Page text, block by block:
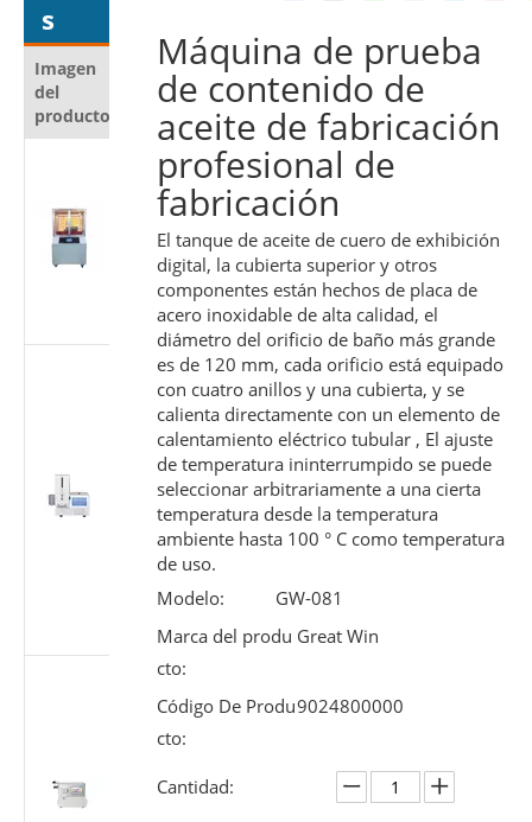
s
Imagen
del
producto
Nombre del
producto
Probador
automático
resistencia al
corte para
materiales
protectores
Probador de
rendimiento
deslizante de
jeringa
médica |
Máquina de
prueba de
fuerza del
émbolo
según ISO
7886-1
Probador de
fugas de aire
de jeringa
Probador de
Máquina de prueba
de contenido de
aceite de fabricación
profesional de
fabricación
El tanque de aceite de cuero de exhibición
digital, la cubierta superior y otros
componentes están hechos de placa de
acero inoxidable de alta calidad, el
diámetro del orificio de baño más grande
es de 120 mm, cada orificio está equipado
con cuatro anillos y una cubierta, y se
calienta directamente con un elemento de
calentamiento eléctrico tubular , El ajuste
de temperatura ininterrumpido se puede
seleccionar arbitrariamente a una cierta
temperatura desde la temperatura
ambiente hasta 100 ° C como temperatura
de uso.
Modelo:
GW-081
Marca del produ
cto:
Great Win
Código De Produ
cto:
9024800000
Cantidad: